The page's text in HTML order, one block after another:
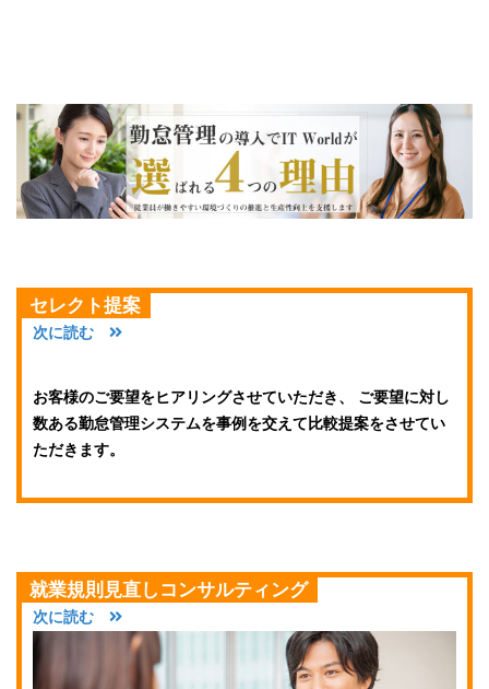
セレクト提案
次に読む
お客様のご要望をヒアリングさせていただき、 ご要望に対し
数ある勤怠管理システムを事例を交えて比較提案をさせてい
ただきます。
就業規則見直しコンサルティング
次に読む